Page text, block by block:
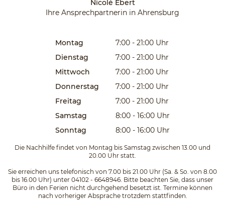
Nicolé Ebert
Ihre Ansprechpartnerin in Ahrensburg
Montag 7:00 - 21:00 Uhr
Dienstag
7:00 - 21:00 Uhr
Mittwoch
7:00 - 21:00 Uhr
Donnerstag
7:00 - 21:00 Uhr
Freitag
7:00 - 21:00 Uhr
Samstag
8:00 - 16:00 Uhr
Sonntag
8:00 - 16:00 Uhr
Die Nachhilfe findet von Montag bis Samstag zwischen 13.00 und
20.00 Uhr statt.
Sie erreichen uns telefonisch von 7.00 bis 21.00 Uhr (Sa. & So. von 8.00
bis 16.00 Uhr) unter 04102 - 6648946. Bitte beachten Sie, dass unser
Büro in den Ferien nicht durchgehend besetzt ist. Termine können
nach vorheriger Absprache trotzdem stattfinden.